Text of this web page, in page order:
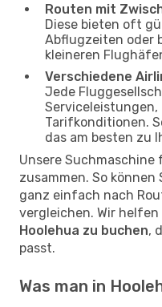
Routen mit
Diese bieten oft
Abflugzeiten oder
kleineren
Verschiedene
Jede
Serviceleistungen,
Tarifkonditionen.
das am besten zu
Unsere
zusammen. So können
ganz einfach nach
vergleichen. Wir helfen
Hoolehua zu buchen,
passt.
Was man in